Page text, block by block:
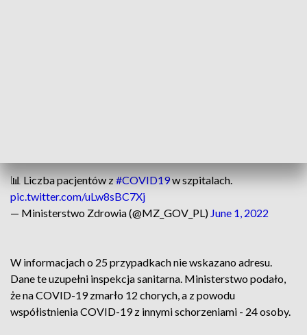
📊 Liczba pacjentów z#COVID19w szpitalach.
pic.twitter.com/uLw8sBC7Xj
— Ministerstwo Zdrowia (@MZ_GOV_PL) June 1, 2022
W informacjach o 25 przypadkach nie wskazano adresu.
Dane te uzupełni inspekcja sanitarna. Ministerstwo podało,
że na COVID-19 zmarło 12 chorych, a z powodu
współistnienia COVID-19 z innymi schorzeniami - 24 osoby.